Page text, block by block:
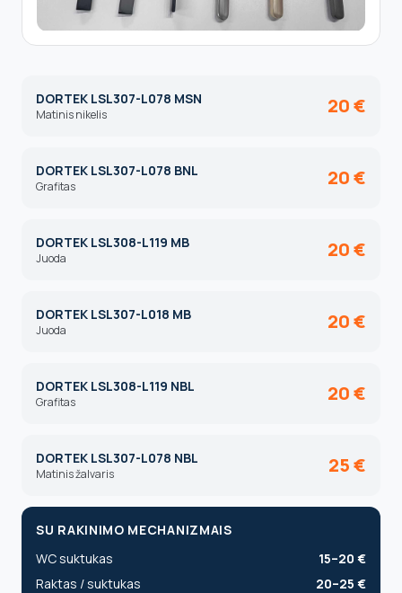
DORTEK LSL307-L078 MSN
Matinis nikelis 20 €
DORTEK LSL307-L078 BNL
Grafitas 20 €
DORTEK LSL308-L119 MB
Juoda 20 €
DORTEK LSL307-L018 MB
Juoda 20 €
DORTEK LSL308-L119 NBL
Grafitas 20 €
DORTEK LSL307-L078 NBL
Matinis žalvaris 25 €
SU RAKINIMO MECHANIZMAIS
WC suktukas
15–20 €
Raktas / suktukas
20–25 €